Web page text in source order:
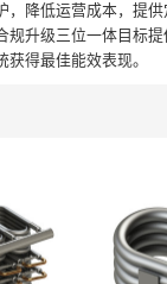
，降低运营成本，提
规升级三位一体目标
得最佳能效表现。